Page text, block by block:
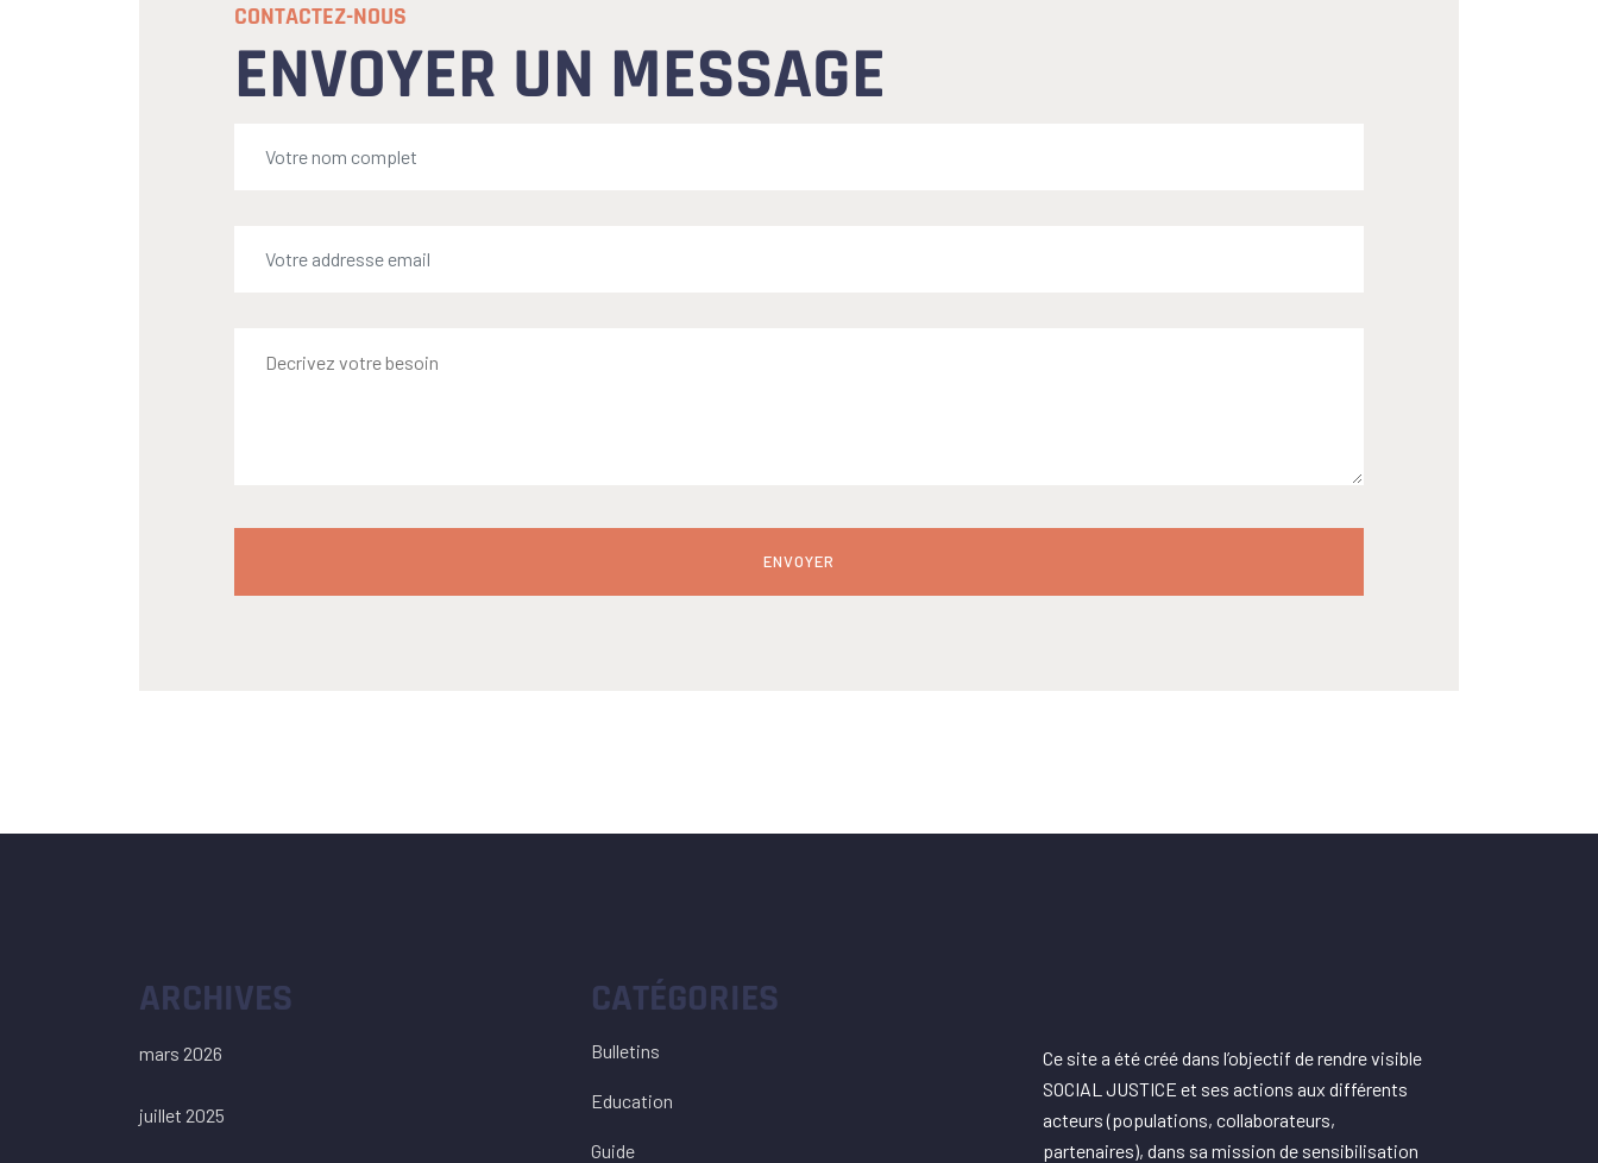
CONTACTEZ-NOUS
ENVOYER UN MESSAGE
ENVOYER
ARCHIVES
mars 2026
juillet 2025
CATÉGORIES
Bulletins
Education
Guide
Ce site a été créé dans l’objectif de rendre visible
SOCIAL JUSTICE et ses actions aux différents
acteurs (populations, collaborateurs,
partenaires), dans sa mission de sensibilisation